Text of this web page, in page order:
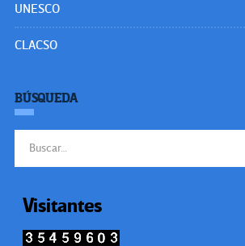
UNESCO
CLACSO
BÚSQUEDA
Visitantes